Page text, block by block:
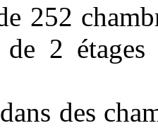
252
de 2
des